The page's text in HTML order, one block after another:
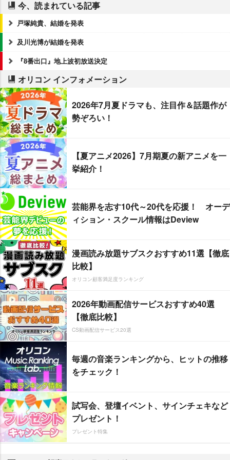
今、読まれている記事
戸塚純貴、結婚を発表
及川光博が結婚を発表
『8番出口』地上波初放送決定
オリコン インフォメーション
2026年7月夏ドラマも、注目作＆話題作が
勢ぞろい！
【夏アニメ2026】7月期夏の新アニメを一
挙紹介！
芸能界を志す10代～20代を応援！ オーデ
ィション・スクール情報はDeview
漫画読み放題サブスクおすすめ11選【徹底
比較】
オリコン顧客満足度ランキング
2026年動画配信サービスおすすめ40選
【徹底比較】
CS動画配信サービス20選
毎週の音楽ランキングから、ヒットの推移
をチェック！
試写会、登壇イベント、サインチェキなど
プレゼント！
プレゼント特集